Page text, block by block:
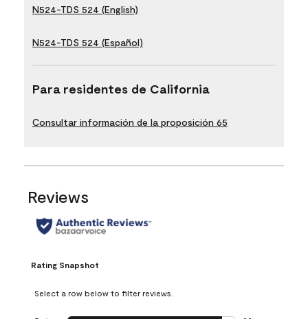
N524-TDS 524 (English)
N524-TDS 524 (Español)
Para residentes de California
Consultar información de la proposición 65
Reviews
Rating Snapshot
Select a row below to filter reviews.